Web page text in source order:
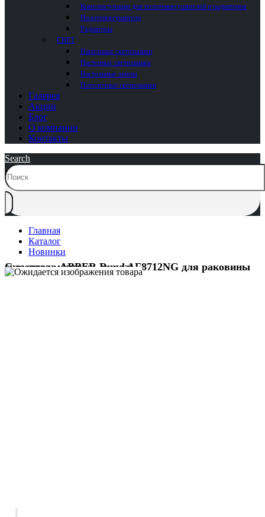
Комплектующие для полотенцесушителей и радиаторов
Полотенцесушители
Радиаторы
СВЕТ
Напольные светильники
Настенные светильники
Настольные лампы
Потолочные светильники
Галерея
Акции
Блог
О компании
Контакты
Search
Главная
Каталог
Новинки
Смеситель ABBER Rund AF8712NG для раковины скрытого монтажа, никель